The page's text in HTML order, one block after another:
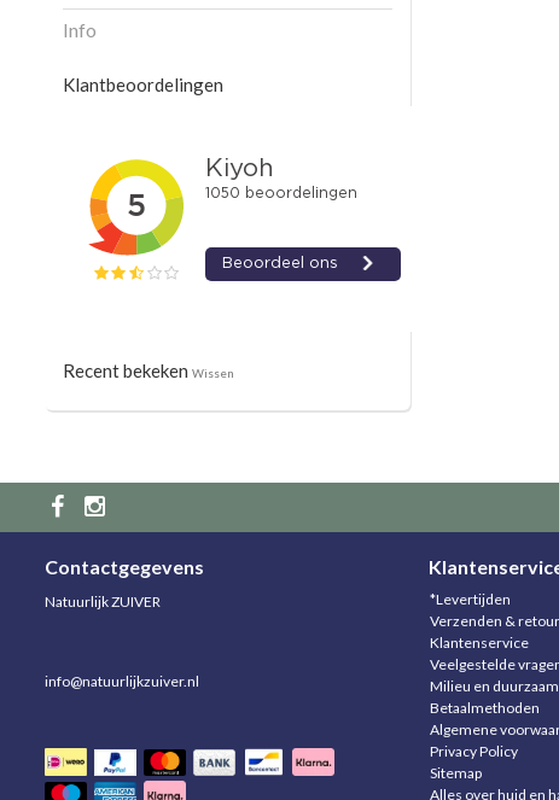
Info
Klantbeoordelingen
Recent bekeken Wissen
Contactgegevens
Natuurlijk ZUIVER
info@natuurlijkzuiver.nl
*Levertijden
Verzenden &
Klantenservice
Veelgestelde
Milieu en
Betaalmethoden
Algemene
Privacy Policy
Sitemap
Alles over huid en